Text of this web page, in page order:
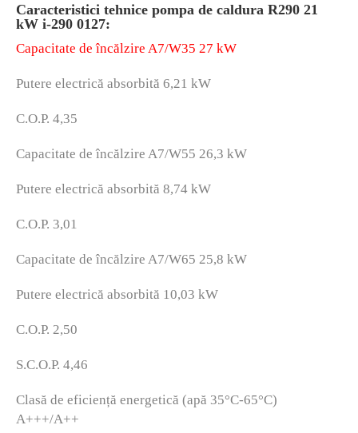
Caracteristici tehnice pompa de caldura R290 21
kW i-290 0127:
Capacitate de încălzire A7/W35 27 kW
Putere electrică absorbită 6,21 kW
C.O.P. 4,35
Capacitate de încălzire A7/W55 26,3 kW
Putere electrică absorbită 8,74 kW
C.O.P. 3,01
Capacitate de încălzire A7/W65 25,8 kW
Putere electrică absorbită 10,03 kW
C.O.P. 2,50
S.C.O.P. 4,46
Clasă de eficiență energetică (apă 35°C-65°C)
A+++/A++